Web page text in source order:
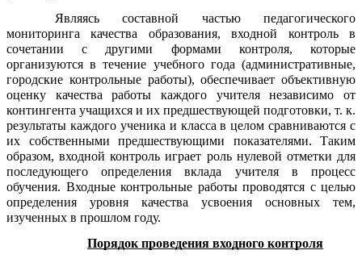
Являясь составной частью педагогического
мониторинга качества образования, входной контроль в
сочетании с другими формами контроля, которые
организуются в течение учебного года (административные,
городские контрольные работы), обеспечивает объективную
оценку качества работы каждого учителя независимо от
контингента учащихся и их предшествующей подготовки, т. к.
результаты каждого ученика и класса в целом сравниваются с
их собственными предшествующими показателями. Таким
образом, входной контроль играет роль нулевой отметки для
последующего определения вклада учителя в процесс
обучения. Входные контрольные работы проводятся с целью
определения уровня качества усвоения основных тем,
изученных в прошлом году.
Порядок проведения входного контроля